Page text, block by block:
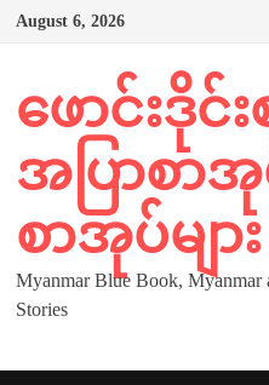
Skip
August 6, 2026
ဖောင်းဒိုင်
အပြာစာ
စာအုပ်များ
Myanmar Blue Book, Myanmar
Stories